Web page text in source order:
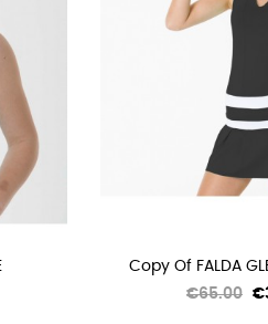
Copy Of FALDA
Regular
€65.00